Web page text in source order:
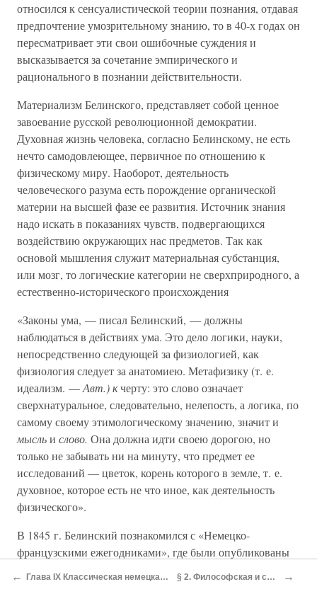
относился к сенсуалистической теории познания, отдавая
предпочтение умозрительному знанию, то в 40-х годах он
пересматривает эти свои ошибочные суждения и
высказывается за сочетание эмпирического и
рационального в познании действительности.
Материализм Белинского, представляет собой ценное
завоевание русской революционной демократии.
Духовная жизнь человека, согласно Белинскому, не есть
нечто самодовлеющее, первичное по отношению к
физическому миру. Наоборот, деятельность
человеческого разума есть порождение органической
материи на высшей фазе ее развития. Источник знания
надо искать в показаниях чувств, подвергающихся
воздействию окружающих нас предметов. Так как
основой мышления служит материальная субстанция,
или мозг, то логические категории не сверхприродного, а
естественно-исторического происхождения
«Законы ума, — писал Белинский, — должны
наблюдаться в действиях ума. Это дело логики, науки,
непосредственно следующей за физиологией, как
физиология следует за анатомиею. Метафизику (т. е.
идеализм. —Авт.) кчерту: это слово означает
сверхнатуральное, следовательно, нелепость, а логика, по
самому своему этимологическому значению, значит и
мысльи слово. Она должна идти своею дорогою, но
только не забывать ни на минуту, что предмет ее
исследований — цветок, корень которого в земле, т. е.
духовное, которое есть не что иное, как деятельность
физического».
В 1845 г. Белинский познакомился с «Немецко-
французскими ежегодниками», где были опубликованы
сожалел о том, что не может печатно сказать все то, что
← Глава IХ Классическая немецкая философия. Антропологический материализм Л. Фейербаха § 2. Философская и социологическая мысль народов СССР в XIX в. →